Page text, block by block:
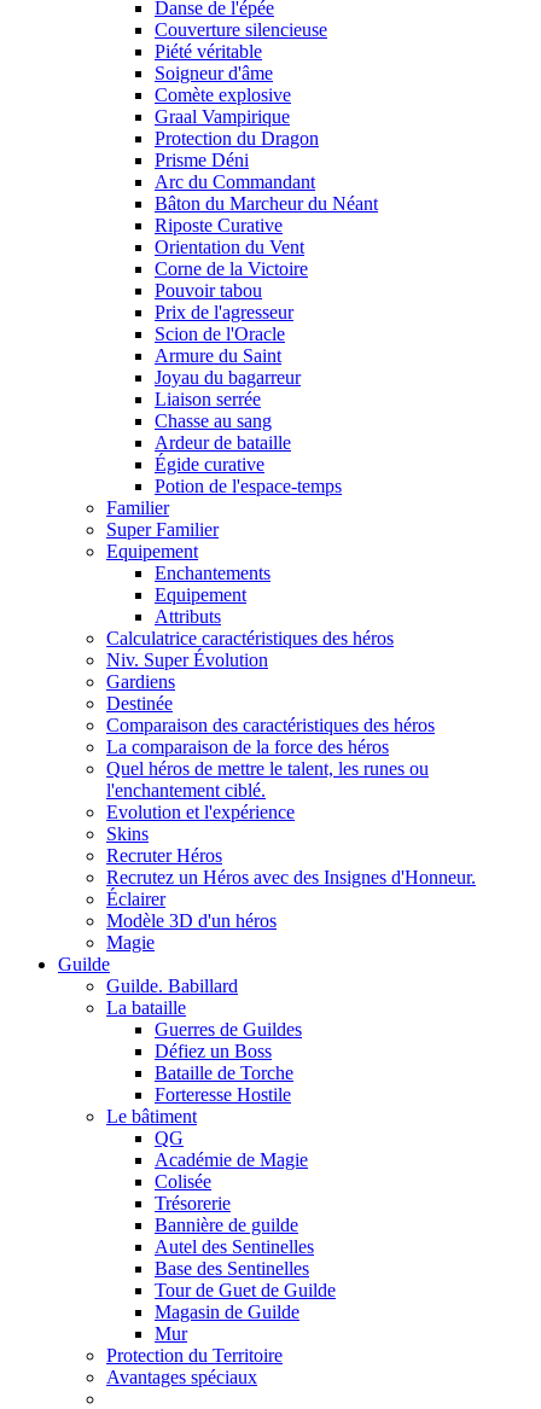
Danse de l'épée
Couverture silencieuse
Piété véritable
Soigneur d'âme
Comète explosive
Graal Vampirique
Protection du Dragon
Prisme Déni
Arc du Commandant
Bâton du Marcheur du Néant
Riposte Curative
Orientation du Vent
Corne de la Victoire
Pouvoir tabou
Prix de l'agresseur
Scion de l'Oracle
Armure du Saint
Joyau du bagarreur
Liaison serrée
Chasse au sang
Ardeur de bataille
Égide curative
Potion de l'espace-temps
Familier
Super Familier
Equipement
Enchantements
Equipement
Attributs
Calculatrice caractéristiques des héros
Niv. Super Évolution
Gardiens
Destinée
Comparaison des caractéristiques des héros
La comparaison de la force des héros
Quel héros de mettre le talent, les runes ou
l'enchantement ciblé.
Evolution et l'expérience
Skins
Recruter Héros
Recrutez un Héros avec des Insignes d'Honneur.
Éclairer
Modèle 3D d'un héros
Magie
Guilde
Guilde. Babillard
La bataille
Guerres de Guildes
Défiez un Boss
Bataille de Torche
Forteresse Hostile
Le bâtiment
QG
Académie de Magie
Colisée
Trésorerie
Bannière de guilde
Autel des Sentinelles
Base des Sentinelles
Tour de Guet de Guilde
Magasin de Guilde
Mur
Protection du Territoire
Avantages spéciaux